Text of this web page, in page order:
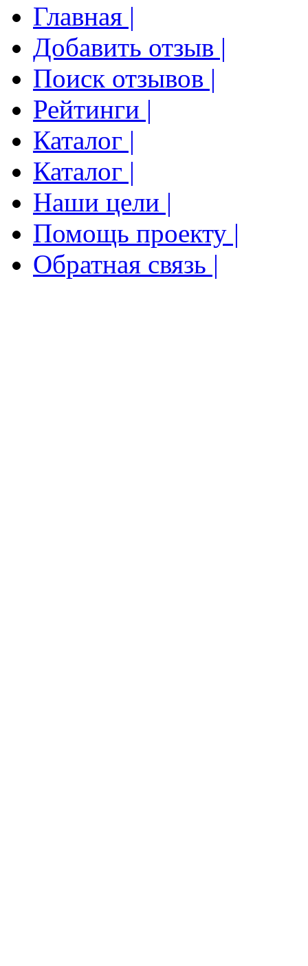
Главная |
Добавить отзыв |
Поиск отзывов |
Рейтинги |
Каталог |
Каталог |
Наши цели |
Помощь проекту |
Обратная связь |